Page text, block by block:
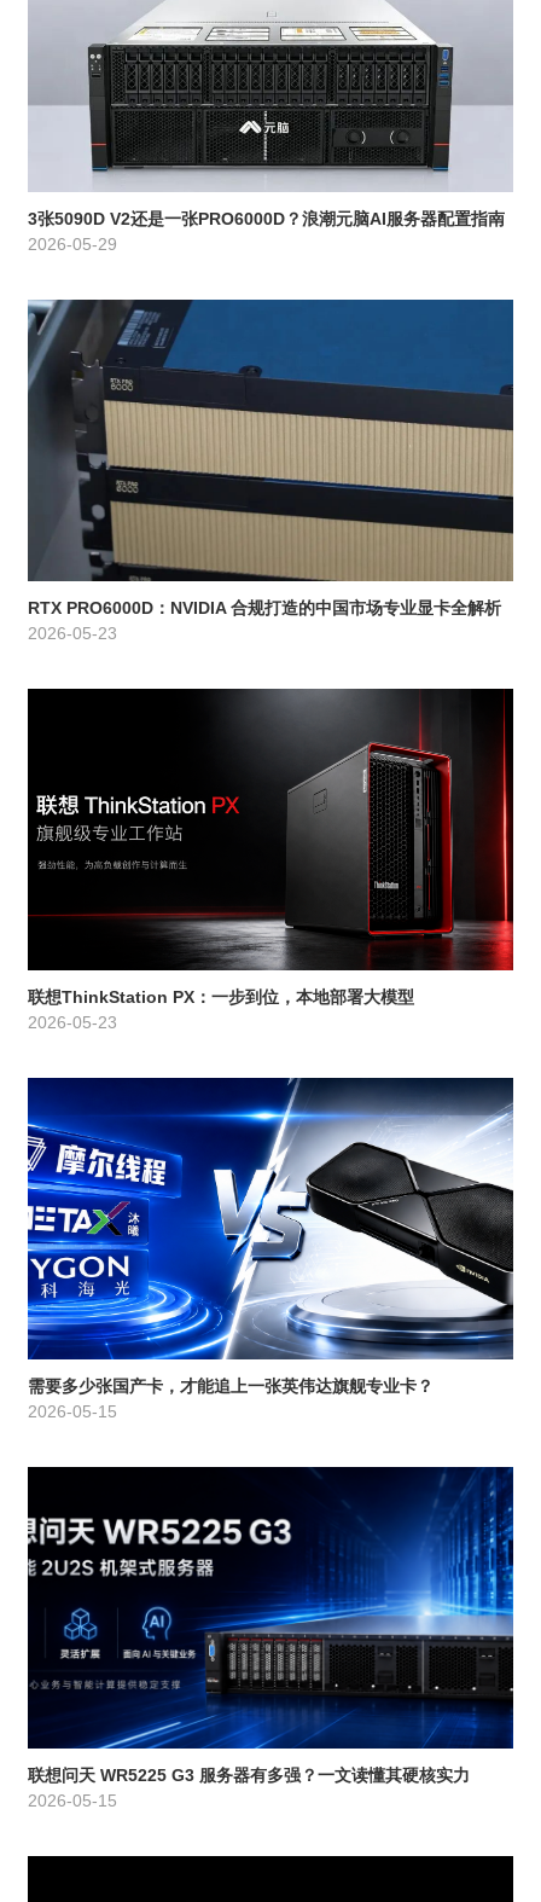
3张5090D V2还是一张PRO6000D？浪潮元脑AI服务器配置指南
2026-05-29
RTX PRO6000D：NVIDIA 合规打造的中国市场专业显卡全解析
2026-05-23
联想ThinkStation PX：一步到位，本地部署大模型
2026-05-23
需要多少张国产卡，才能追上一张英伟达旗舰专业卡？
2026-05-15
联想问天 WR5225 G3 服务器有多强？一文读懂其硬核实力
2026-05-15